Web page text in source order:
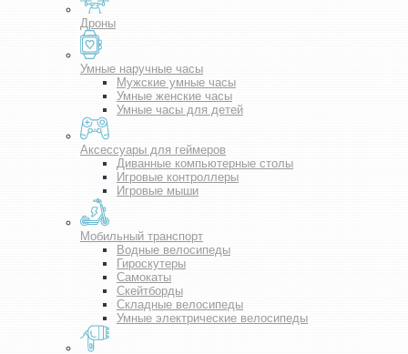
Дроны
Умные наручные часы
Мужские умные часы
Умные женские часы
Умные часы для детей
Аксессуары для геймеров
Диванные компьютерные столы
Игровые контроллеры
Игровые мыши
Мобильный транспорт
Водные велосипеды
Гироскутеры
Самокаты
Скейтборды
Складные велосипеды
Умные электрические велосипеды